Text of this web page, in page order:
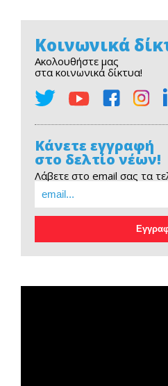
Κοινωνικά
Ακολουθήστε μας
στα κοινωνικά δίκτυα!
Κάνετε εγγραφή
στο δελτίο νέων!
Λάβετε στο email σας τα